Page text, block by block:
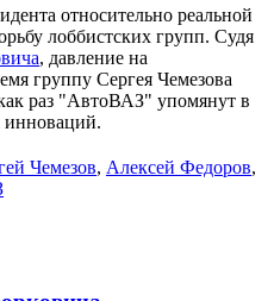
относительно реальной
лоббистских групп. Судя
, давление на
группу Сергея Чемезова
раз "АвтоВАЗ" упомянут в
инноваций.
Чемезов, Алексей Федоров,